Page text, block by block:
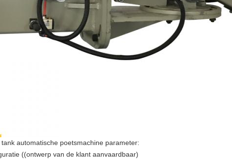
automatische poetsmachine parameter:
((ontwerp van de klant aanvaardbaar)